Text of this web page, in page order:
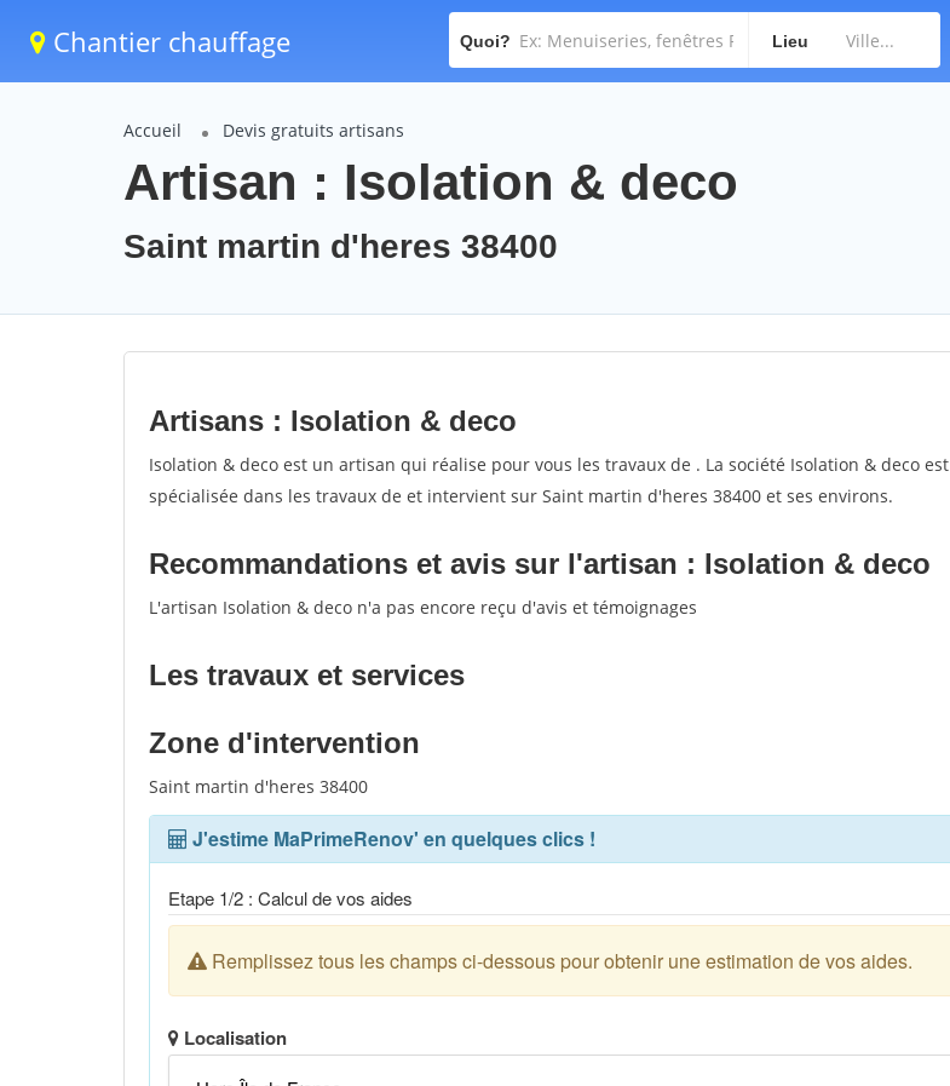
Chantier chauffage Quoi? Lieu
Accueil Devis gratuits artisans
Artisan : Isolation & deco
Saint martin d'heres 38400
Artisans : Isolation & deco
Isolation & deco est un artisan qui réalise pour vous les travaux de . La société Isolation & deco est
spécialisée dans les travaux de et intervient sur Saint martin d'heres 38400 et ses environs.
Recommandations et avis sur l'artisan : Isolation & deco
L'artisan Isolation & deco n'a pas encore reçu d'avis et témoignages
Les travaux et services
Zone d'intervention
Saint martin d'heres 38400